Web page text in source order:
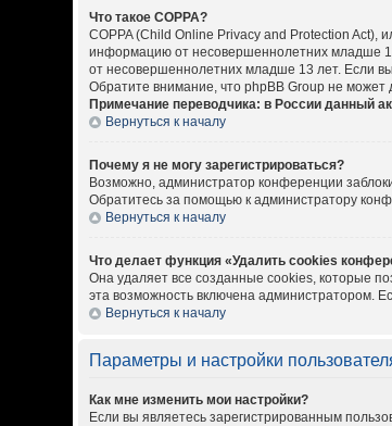
Что такое COPPA?
COPPA (Child Online Privacy and Protection Act),
информацию от несовершеннолетних младше
от несовершеннолетних младше 13 лет. Если
Обратите внимание, что phpBB Group не
Примечание переводчика: в России данный
Вернуться к началу
Почему я не могу зарегистрироваться?
Возможно, администратор конференции
Обратитесь за помощью к администратору
Вернуться к началу
Что делает функция «Удалить cookies
Она удаляет все созданные cookies, которые
эта возможность включена администратором.
Вернуться к началу
Параметры и настройки
Как мне изменить мои настройки?
Если вы являетесь зарегистрированным